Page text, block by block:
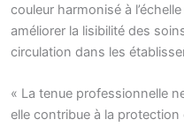
couleur harmonisé à
améliorer la lisibilité des
circulation dans les
« La tenue professionnelle
elle contribue à la